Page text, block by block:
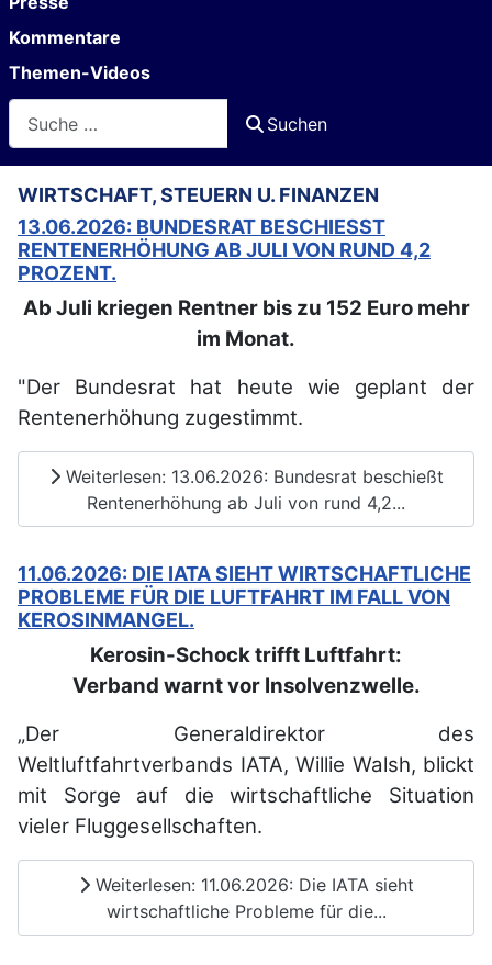
Kommentare
Themen-Videos
Suchen
WIRTSCHAFT, STEUERN U. FINANZEN
13.06.2026: BUNDESRAT BESCHIESST R
ENTENERHÖHUNG AB JULI VON RUND 4,2 P
ROZENT.
Ab Juli kriegen Rentner bis zu 152 Euro mehr
im Monat.
"Der Bundesrat hat heute wie geplant der
Rentenerhöhung zugestimmt.
Weiterlesen: 13.06.2026: Bundesrat beschießt
Rentenerhöhung ab Juli von rund 4,2...
11.06.2026: DIE IATA SIEHT WIRTSCHAFTLICHE
PROBLEME FÜR DIE LUFTFAHRT IM FALL VON
KEROSINMANGEL.
Kerosin-Schock trifft Luftfahrt:
Verband warnt vor Insolvenzwelle.
„Der Generaldirektor des
Weltluftfahrtverbands IATA, Willie Walsh, blickt
mit Sorge auf die wirtschaftliche Situation
vieler Fluggesellschaften.
Weiterlesen: 11.06.2026: Die IATA sieht
wirtschaftliche Probleme für die...